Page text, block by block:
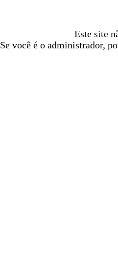
Este site
Se você é o administrador,